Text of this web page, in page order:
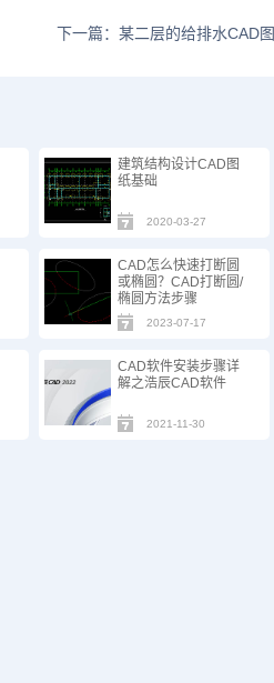
下一篇：某二层的给排水CAD图
建筑结构设计CAD图
纸基础
2020-03-27
CAD怎么快速打断圆
或椭圆？CAD打断圆/
椭圆方法步骤
2023-07-17
CAD软件安装步骤详
解之浩辰CAD软件
2021-11-30